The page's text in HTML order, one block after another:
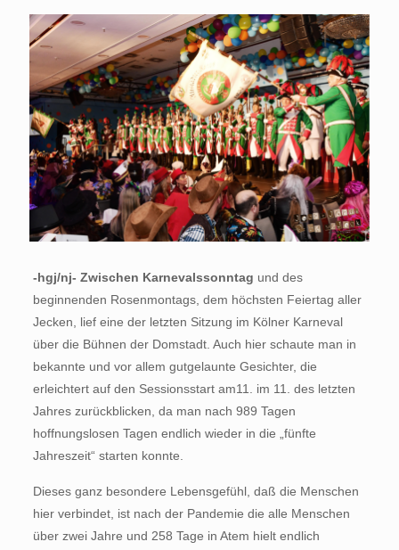
-hgj/nj- Zwischen Karnevalssonntag und des
beginnenden Rosenmontags, dem höchsten Feiertag aller
Jecken, lief eine der letzten Sitzung im Kölner Karneval
über die Bühnen der Domstadt. Auch hier schaute man in
bekannte und vor allem gutgelaunte Gesichter, die
erleichtert auf den Sessionsstart am11. im 11. des letzten
Jahres zurückblicken, da man nach 989 Tagen
hoffnungslosen Tagen endlich wieder in die „fünfte
Jahreszeit“ starten konnte.
Dieses ganz besondere Lebensgefühl, daß die Menschen
hier verbindet, ist nach der Pandemie die alle Menschen
über zwei Jahre und 258 Tage in Atem hielt endlich